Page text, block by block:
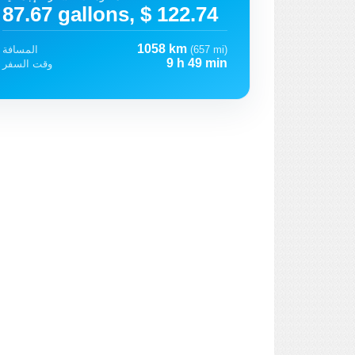
87.67 gallons, $ 122.74
المسافة 1058 km (657 mi)
وقت السفر
9 h 49 min